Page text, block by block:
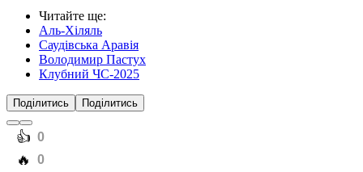
Читайте ще:
Аль-Хіляль
Саудівська Аравія
Володимир Пастух
Клубний ЧС-2025
Поділитись Поділитись
️👍 0
️🔥 0